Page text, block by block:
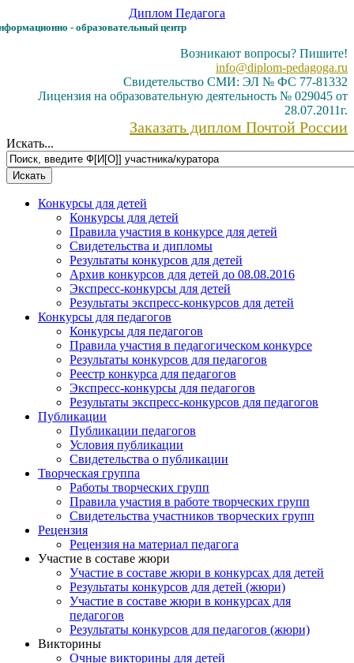
Диплом Педагога
- образовательный центр
Возникают вопросы? Пишите!
info@diplom-pedagoga.ru
Свидетельство СМИ: ЭЛ № ФС 77-81332
Лицензия на образовательную деятельность № 029045 от
28.07.2011г.
Заказать диплом Почтой России
Искать...
Конкурсы для детей
Конкурсы для детей
Правила участия в конкурсе для детей
Свидетельства и дипломы
Результаты конкурсов для детей
Архив конкурсов для детей до 08.08.2016
Экспресс-конкурсы для детей
Результаты экспресс-конкурсов для детей
Конкурсы для педагогов
Конкурсы для педагогов
Правила участия в педагогическом конкурсе
Результаты конкурсов для педагогов
Реестр конкурса для педагогов
Экспресс-конкурсы для педагогов
Результаты экспресс-конкурсов для педагогов
Публикации
Публикации педагогов
Условия публикации
Свидетельства о публикации
Творческая группа
Работы творческих групп
Правила участия в работе творческих групп
Свидетельства участников творческих групп
Рецензия
Рецензия на материал педагога
Участие в составе жюри
Участие в составе жюри в конкурсах для детей
Результаты конкурсов для детей (жюри)
Участие в составе жюри в конкурсах для
педагогов
Результаты конкурсов для педагогов (жюри)
Викторины
Очные викторины для детей